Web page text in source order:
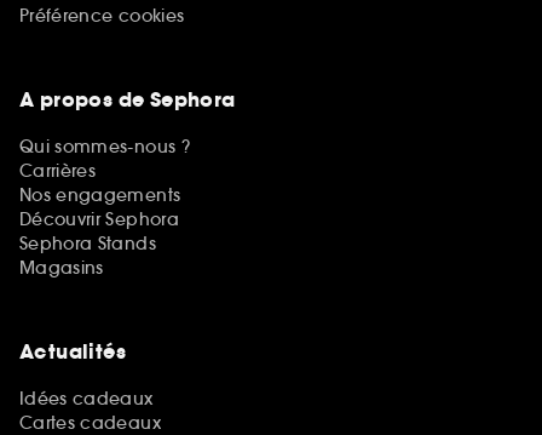
Préférence cookies
A propos de Sephora
Qui sommes-nous ?
Carrières
Nos engagements
Découvrir Sephora
Sephora Stands
Magasins
Actualités
Idées cadeaux
Cartes cadeaux